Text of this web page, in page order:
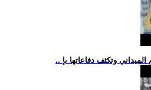
الميداني وتكثف دفاعاتها بإ